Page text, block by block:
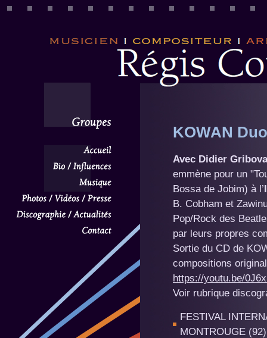
KOWAN
Avec Didier
emmène pour un
Bossa de Jobim) à l’
B. Cobham et
Pop/Rock des
par leurs propres
Sortie du CD de
compositions
https://youtu.be/
Voir rubrique
FESTIVAL
MONTROUGE (92)